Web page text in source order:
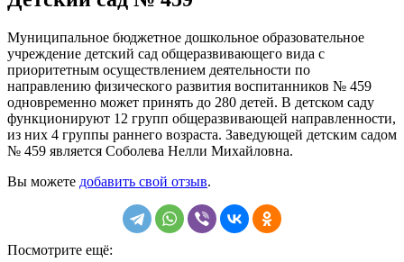
Муниципальное бюджетное дошкольное образовательное
учреждение детский сад общеразвивающего вида с
приоритетным осуществлением деятельности по
направлению физического развития воспитанников № 459
одновременно может принять до 280 детей. В детском саду
функционируют 12 групп общеразвивающей направленности,
из них 4 группы раннего возраста. Заведующей детским садом
№ 459 является Соболева Нелли Михайловна.
Вы можете добавить свой отзыв.
Посмотрите ещё: